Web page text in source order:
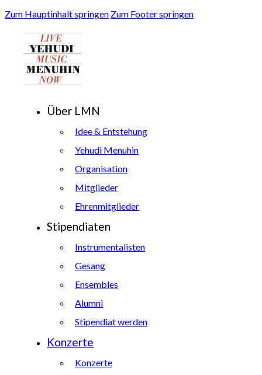
Zum Hauptinhalt springen Zum Footer springen
Über LMN
Idee & Entstehung
Yehudi Menuhin
Organisation
Mitglieder
Ehrenmitglieder
Stipendiaten
Instrumentalisten
Gesang
Ensembles
Alumni
Stipendiat werden
Konzerte
Konzerte